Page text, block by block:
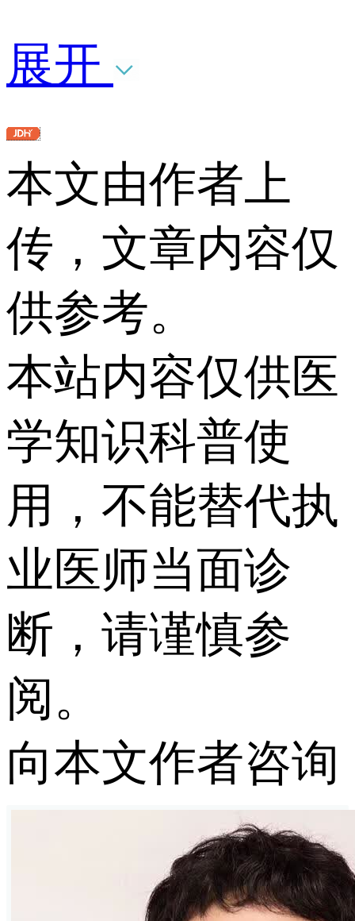
展开
本文由作者上
传，文章内容仅
供参考。
本站内容仅供医
学知识科普使
用，不能替代执
业医师当面诊
断，请谨慎参
阅。
向本文作者咨询